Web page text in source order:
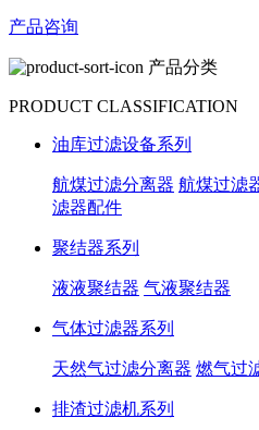
产品咨询
产品分类
PRODUCT CLASSIFICATION
油库过滤设备系列
航煤过滤分离器 航煤过滤
滤器配件
聚结器系列
液液聚结器 气液聚结器
气体过滤器系列
天然气过滤分离器 燃气过
排渣过滤机系列